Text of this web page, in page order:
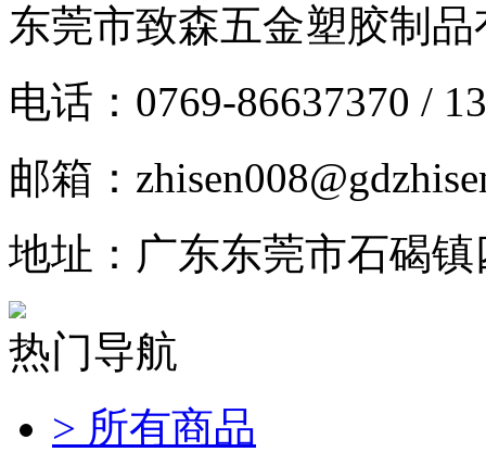
东莞市致森五金塑胶制
电话：0769-86637370 /
邮箱：
地址：广东东莞市石碣
热门导航
> 所有商品